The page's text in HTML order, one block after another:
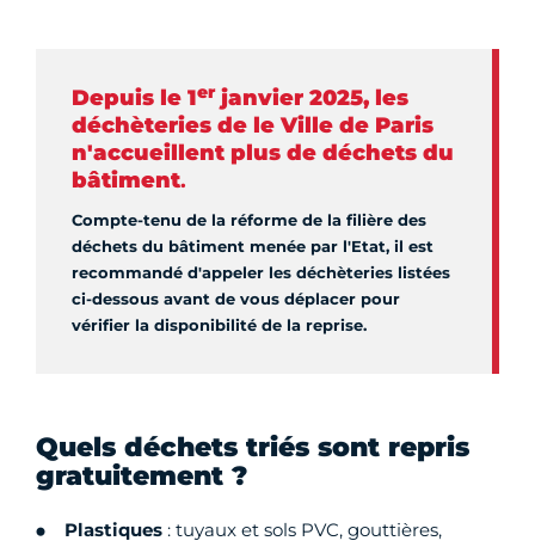
Depuis le 1erjanvier 2025, les
déchèteries de le Ville de Paris
n'accueillent plus de déchets du
bâtiment.
Compte-tenu de la réforme de la filière des
déchets du bâtiment menée par l'Etat, il est
recommandé d'appeler les déchèteries listées
ci-dessous avant de vous déplacer pour
vérifier la disponibilité de la reprise.
Quels déchets triés sont repris
gratuitement ?
Plastiques : tuyaux et sols PVC, gouttières,